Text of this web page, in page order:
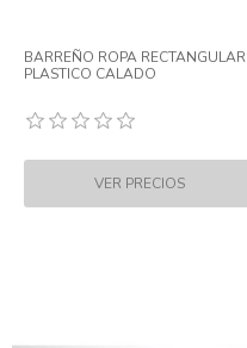
BARREÑO ROPA RECTANGULAR
PLASTICO CALADO